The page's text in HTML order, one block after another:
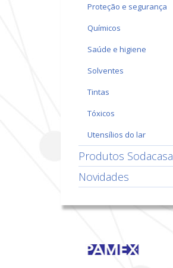
proteção e segurança
químicos
saúde e higiene
solventes
tintas
tóxicos
utensílios do lar
Produtos Sodacasa
Novidades